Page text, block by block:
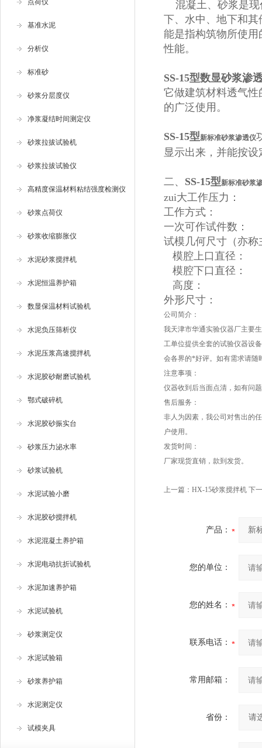
点荷仪
基准水泥
分析仪
标准砂
砂浆分层度仪
净浆凝结时间测定仪
砂浆拉拔试验机
砂浆拉拔试验仪
高精度保温材料粘结强度检测仪
砂浆点荷仪
砂浆收缩膨胀仪
水泥砂浆搅拌机
水泥恒温养护箱
数显保温材料试验机
水泥负压筛析仪
水泥压浆高速搅拌机
水泥胶砂耐磨试验机
鄂式破碎机
水泥胶砂振实台
砂浆压力泌水率
砂浆试验机
水泥试验小磨
水泥胶砂搅拌机
水泥混凝土养护箱
水泥电动抗折试验机
水泥加速养护箱
水泥试验机
砂浆测定仪
水泥试验箱
砂浆养护箱
水泥测定仪
试模夹具
混凝土、砂浆是现
下、水中、地下和
能是指构筑物所使
性能。
SS-15型数显砂浆渗
它做建筑材料透气
的广泛使用。
SS-15型新标准砂浆渗透仪
显示出来，并能按
二、 SS-15型新标准砂浆
zui大工作压
工作方式：
一次可作试件
试模几何尺寸（
模腔上口直
模腔下口直
高度：
外形尺寸：
公司简介：
我天津市华通实验仪器厂主要
工单位提供全套的试验仪器设
会各界的*好评。如有需求请随
注意事项：
仪器收到后当面点清，如有问
售后服务：
非人为因素，我公司对售出的
户使用。
发货时间：
厂家现货直销，款到发货。
上一篇： HX-15砂浆搅拌机 下
产品：
您的单位：
您的姓名：
联系电话：
常用邮箱：
省份：